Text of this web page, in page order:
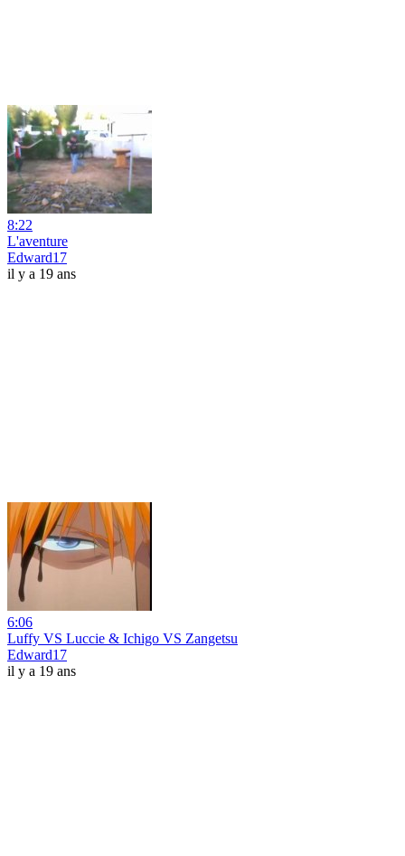
8:22
L'aventure
Edward17
il y a 19 ans
6:06
Luffy VS Luccie & Ichigo VS Zangetsu
Edward17
il y a 19 ans